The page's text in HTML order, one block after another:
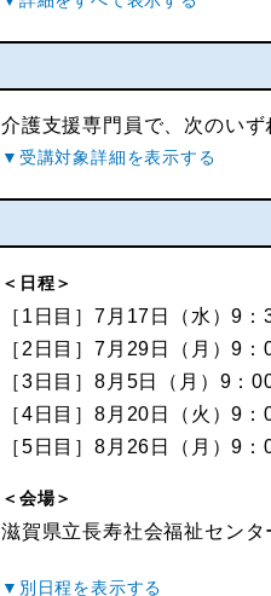
介護支援専門員で、次のい
＜日程＞
［1日目］7月17日（水）9
［2日目］7月29日（月）9
［3日目］8月5日（月）9：
［4日目］8月20日（火）9
［5日目］8月26日（月）9
＜会場＞
滋賀県立長寿社会福祉センタ